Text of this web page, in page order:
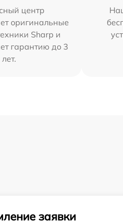
центр
оригинальные
Sharp и
гарантию до 3
лет.
заявки